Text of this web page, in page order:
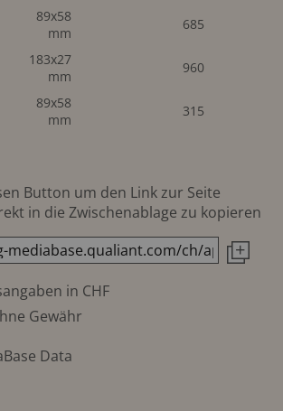
89x58
mm
685
183x27
mm
960
89x58
mm
315
Button um den Link zur Seite
in die Zwischenablage zu kopieren
in CHF
Gewähr
Data